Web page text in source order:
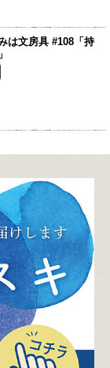
は文房具 #108「持